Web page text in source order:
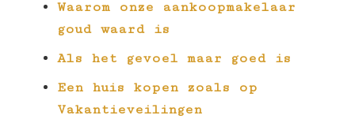
Waarom onze aankoopmakelaar
goud waard is
Als het gevoel maar goed is
Een huis kopen zoals op
Vakantieveilingen